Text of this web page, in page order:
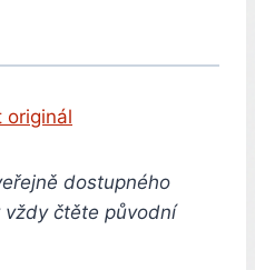
originál
dostupného
vždy čtěte původní